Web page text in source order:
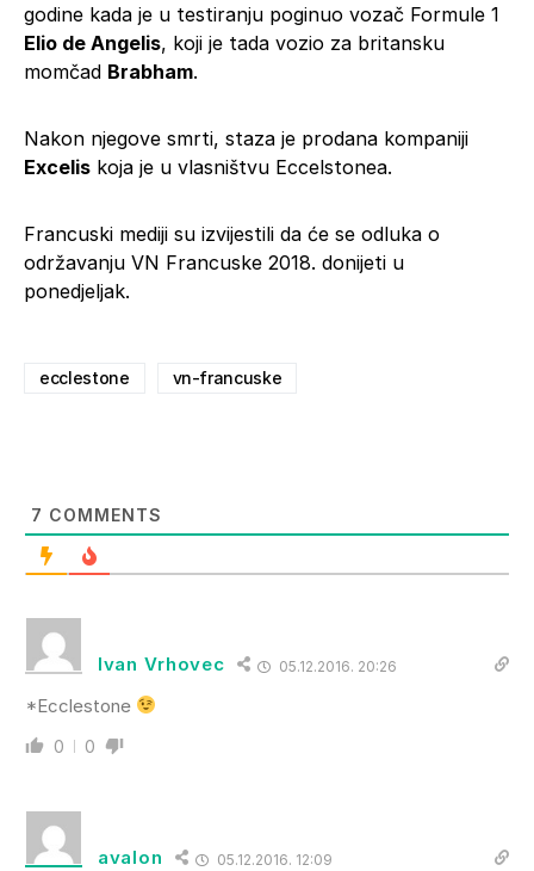
godine kada je u testiranju poginuo vozač Formule 1
Elio de Angelis, koji je tada vozio za britansku
momčad Brabham.
Nakon njegove smrti, staza je prodana kompaniji
Excelis koja je u vlasništvu Eccelstonea.
Francuski mediji su izvijestili da će se odluka o
održavanju VN Francuske 2018. donijeti u
ponedjeljak.
ecclestone vn-francuske
7 COMMENTS
Ivan Vrhovec 05.12.2016. 20:26
*Ecclestone
0 0
avalon 05.12.2016. 12:09